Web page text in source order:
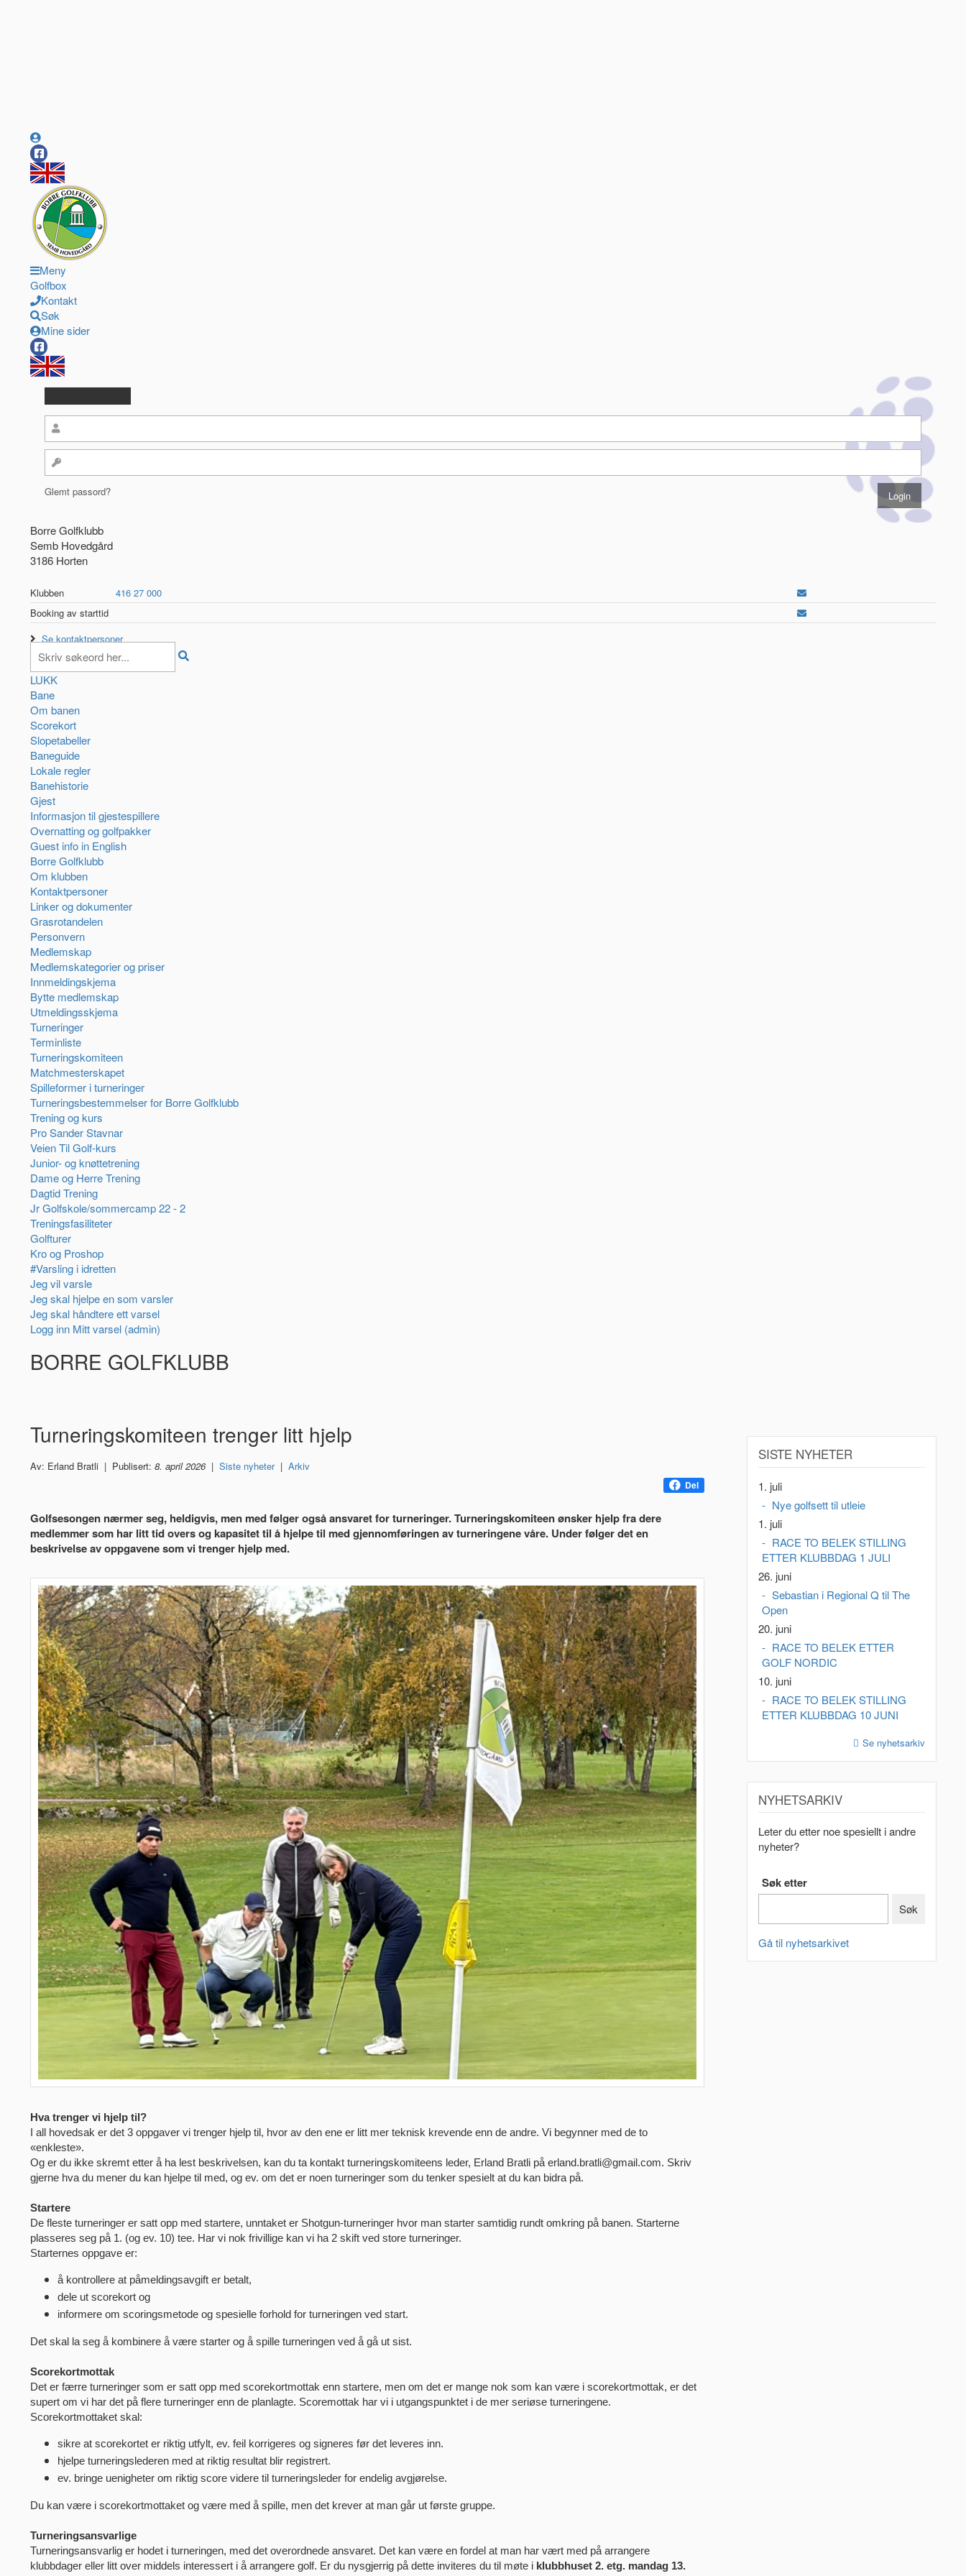
Meny
Golfbox
Kontakt
Søk
Mine sider
Glemt passord?
Borre Golfklubb
Semb Hovedgård
3186 Horten
Klubben
416 27 000
Booking av starttid
Se kontaktpersoner
LUKK
Bane
Om banen
Scorekort
Slopetabeller
Baneguide
Lokale regler
Banehistorie
Gjest
Informasjon til gjestespillere
Overnatting og golfpakker
Guest info in English
Borre Golfklubb
Om klubben
Kontaktpersoner
Linker og dokumenter
Grasrotandelen
Personvern
Medlemskap
Medlemskategorier og priser
Innmeldingskjema
Bytte medlemskap
Utmeldingsskjema
Turneringer
Terminliste
Turneringskomiteen
Matchmesterskapet
Spilleformer i turneringer
Turneringsbestemmelser for Borre Golfklubb
Trening og kurs
Pro Sander Stavnar
Veien Til Golf-kurs
Junior- og knøttetrening
Dame og Herre Trening
Dagtid Trening
Jr Golfskole/sommercamp 22 - 2
Treningsfasiliteter
Golfturer
Kro og Proshop
#Varsling i idretten
Jeg vil varsle
Jeg skal hjelpe en som varsler
Jeg skal håndtere ett varsel
Logg inn Mitt varsel (admin)
BORRE GOLFKLUBB
Turneringskomiteen trenger litt hjelp
Av: Erland Bratli | Publisert: 8. april 2026| Siste nyheter| Arkiv
Del
Golfsesongen nærmer seg, heldigvis, men med følger også ansvaret for turneringer. Turneringskomiteen ønsker hjelp fra dere
medlemmer som har litt tid overs og kapasitet til å hjelpe til med gjennomføringen av turneringene våre. Under følger det en
beskrivelse av oppgavene som vi trenger hjelp med.
Hva trenger vi hjelp til?
I all hovedsak er det 3 oppgaver vi trenger hjelp til, hvor av den ene er litt mer teknisk krevende enn de andre. Vi begynner med de to
«enkleste».
Og er du ikke skremt etter å ha lest beskrivelsen, kan du ta kontakt turneringskomiteens leder, Erland Bratli på erland.bratli@gmail.com. Skriv
gjerne hva du mener du kan hjelpe til med, og ev. om det er noen turneringer som du tenker spesielt at du kan bidra på.
Startere
De fleste turneringer er satt opp med startere, unntaket er Shotgun-turneringer hvor man starter samtidig rundt omkring på banen. Starterne
plasseres seg på 1. (og ev. 10) tee. Har vi nok frivillige kan vi ha 2 skift ved store turneringer.
Starternes oppgave er:
å kontrollere at påmeldingsavgift er betalt,
dele ut scorekort og
informere om scoringsmetode og spesielle forhold for turneringen ved start.
Det skal la seg å kombinere å være starter og å spille turneringen ved å gå ut sist.
Scorekortmottak
Det er færre turneringer som er satt opp med scorekortmottak enn startere, men om det er mange nok som kan være i scorekortmottak, er det
supert om vi har det på flere turneringer enn de planlagte. Scoremottak har vi i utgangspunktet i de mer seriøse turneringene.
Scorekortmottaket skal:
sikre at scorekortet er riktig utfylt, ev. feil korrigeres og signeres før det leveres inn.
hjelpe turneringslederen med at riktig resultat blir registrert.
ev. bringe uenigheter om riktig score videre til turneringsleder for endelig avgjørelse.
Du kan være i scorekortmottaket og være med å spille, men det krever at man går ut første gruppe.
Turneringsansvarlige
Turneringsansvarlig er hodet i turneringen, med det overordnede ansvaret. Det kan være en fordel at man har vært med på arrangere
klubbdager eller litt over middels interessert i å arrangere golf. Er du nysgjerrig på dette inviteres du til møte i klubbhuset 2. etg. mandag 13.
SISTE NYHETER
1. juli
Nye golfsett til utleie
1. juli
RACE TO BELEK STILLING
ETTER KLUBBDAG 1 JULI
26. juni
Sebastian i Regional Q til The
Open
20. juni
RACE TO BELEK ETTER
GOLF NORDIC
10. juni
RACE TO BELEK STILLING
ETTER KLUBBDAG 10 JUNI
Se nyhetsarkiv
NYHETSARKIV
Leter du etter noe spesiellt i andre
nyheter?
Søk etter
Gå til nyhetsarkivet